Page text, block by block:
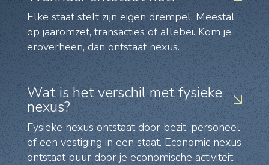
Elke staat stelt zijn eigen drempel. Meestal
op jaaromzet, transacties of allebei. Kom je
eroverheen, dan ontstaat nexus.
Wat is het verschil met fysieke
nexus?
Fysieke nexus ontstaat door bezit, personeel
of een vestiging in een staat. Economic nexus
ontstaat puur door je economische activiteit.